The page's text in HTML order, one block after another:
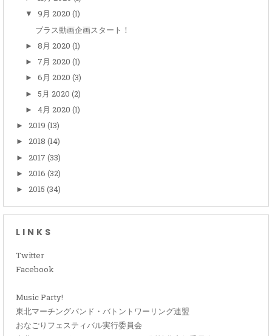
▼9月 2020(1)
ブラス動画企画スタート！
►8月 2020(1)
► 7月 2020(1)
►6月 2020(3)
► 5月 2020(2)
►4月 2020(1)
► 2019 (13)
► 2018 (14)
► 2017 (33)
► 2016 (32)
► 2015 (34)
LINKS
Twitter
Facebook
Music Party!
東北マーチングバンド・バトントワーリング連盟
おなごりフェスティバル実行委員会